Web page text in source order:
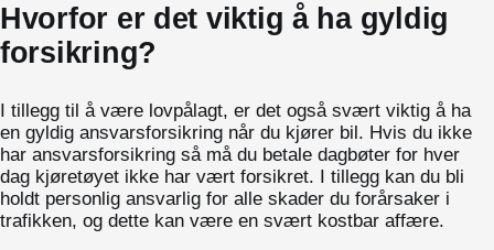
Hvorfor er det viktig å ha gyldig
forsikring?
I tillegg til å være lovpålagt, er det også svært viktig å ha
en gyldig ansvarsforsikring når du kjører bil. Hvis du ikke
har ansvarsforsikring så må du betale dagbøter for hver
dag kjøretøyet ikke har vært forsikret. I tillegg kan du bli
holdt personlig ansvarlig for alle skader du forårsaker i
trafikken, og dette kan være en svært kostbar affære.